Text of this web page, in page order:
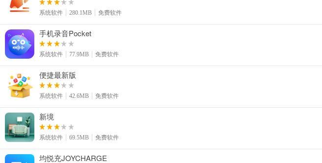
系统软件 280.1MB 免费软件
手机录音Pocket
系统软件 77.9MB 免费软件
便捷最新版
系统软件 42.6MB 免费软件
新境
系统软件 69.5MB 免费软件
均悦充JOYCHARGE